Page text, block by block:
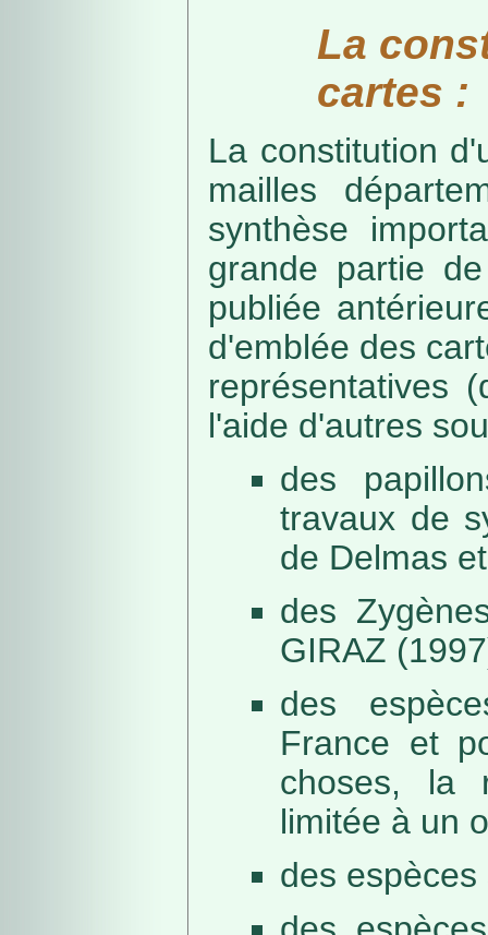
La
cartes :
La constitution
mailles
synthèse
grande partie
publiée
d'emblée des
représentatives
l'aide d'autres
des
travaux de
de Delmas
des
GIRAZ
des
France et
choses, la
limitée à un
des